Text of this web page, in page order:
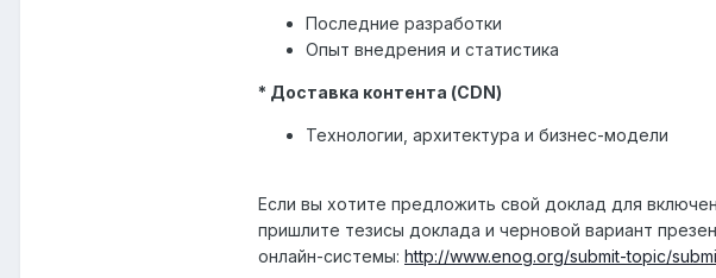
Последние разработки
Опыт внедрения и статистика
* Доставка контента (CDN)
Технологии, архитектура и бизнес-модели
Если вы хотите предложить свой доклад для
пришлите тезисы доклада и черновой вариант
онлайн-системы: http://www.enog.org/submit-topic/